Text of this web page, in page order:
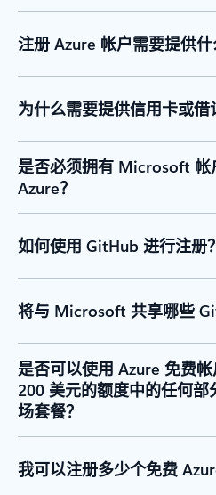
注册 Azure 帐户需要提供什
为什么需要提供信用卡或借
是否必须拥有 Microsoft 帐
Azure？
如何使用 GitHub 进行注册？
将与 Microsoft 共享哪些
是否可以使用 Azure 免费
200 美元的额度中的任何部
场套餐？
我可以注册多少个免费